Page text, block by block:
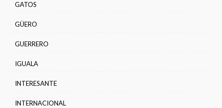
GATOS
GÜERO
GUERRERO
IGUALA
INTERESANTE
INTERNACIONAL